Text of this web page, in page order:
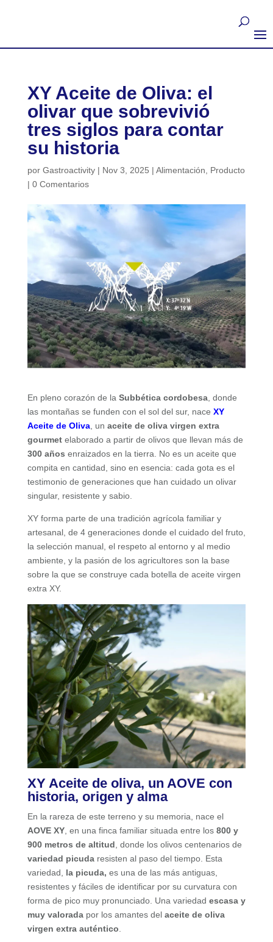
XY Aceite de Oliva: el
olivar que sobrevivió
tres siglos para contar
su historia
por Gastroactivity| Nov 3, 2025 | Alimentación
Producto
| 0 Comentarios
En pleno corazón de la Subbética cordobesa, donde
las montañas se funden con el sol del sur, nace XY
Aceite de Oliva, un aceite de oliva virgen extra
gourmetelaborado a partir de olivos que llevan más de
300 años enraizados en la tierra. No es un aceite que
compita en cantidad, sino en esencia: cada gota es el
testimonio de generaciones que han cuidado un olivar
singular, resistente y sabio.
XY forma parte de una tradición agrícola familiar y
artesanal, de 4 generaciones donde el cuidado del fruto,
la selección manual, el respeto al entorno y al medio
ambiente, y la pasión de los agricultores son la base
sobre la que se construye cada botella de aceite virgen
extra XY.
XY Aceite de oliva, un AOVE con
historia, origen y alma
En la rareza de este terreno y su memoria, nace el
AOVE XY, en una finca familiar situada entre los 800 y
900 metros de altitud , donde los olivos centenarios de
variedad picudaresisten al paso del tiempo. Esta
variedad, la picuda, es una de las más antiguas,
resistentes y fáciles de identificar por su curvatura con
forma de pico muy pronunciado. Una variedad escasa y
muy valoradapor los amantes del aceite de oliva
virgen extra auténtico